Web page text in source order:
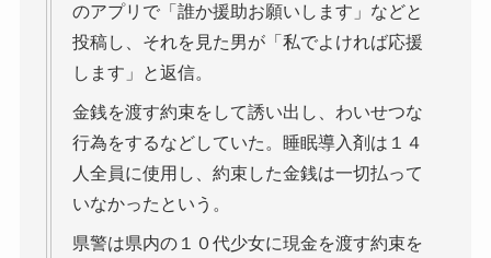
のアプリで「誰か援助お願いします」などと
投稿し、それを見た男が「私でよければ応援
します」と返信。
金銭を渡す約束をして誘い出し、わいせつな
行為をするなどしていた。睡眠導入剤は１４
人全員に使用し、約束した金銭は一切払って
いなかったという。
県警は県内の１０代少女に現金を渡す約束を